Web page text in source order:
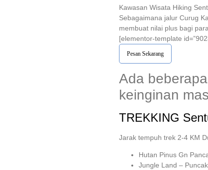
Kawasan Wisata Hiking
Sebagaimana jalur Curug
membuat nilai plus bagi
[elementor-template
Pesan Sekarang
Ada
keinginan
TREKKING
Jarak tempuh trek 2-4 KM
Hutan Pinus Gn
Jungle Land –